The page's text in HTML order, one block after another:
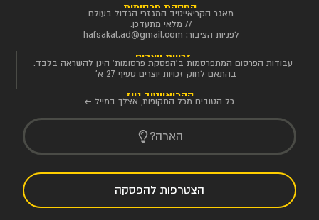
הפסקת פרסומות
מאגר הקריאייטיב המגזרי הגדול בעולם
// מלאי מתעדכן.
לפניות הציבור: hafsakat.ad@gmail.com
זכויות יוצרים
עבודות הפרסום המתפרסמות ב'הפסקת פרסומות' הינן להשראה בלבד.
בהתאם לחוק זכויות יוצרים סעיף 27 א'
הקריאייטיב ניוז
כל הטובים מכל התקופות, אצלך במייל ←
הארה?
הצטרפות להפסקה